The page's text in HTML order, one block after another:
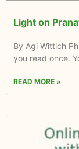
Light on
By Agi Wittich
you read once.
READ MORE »